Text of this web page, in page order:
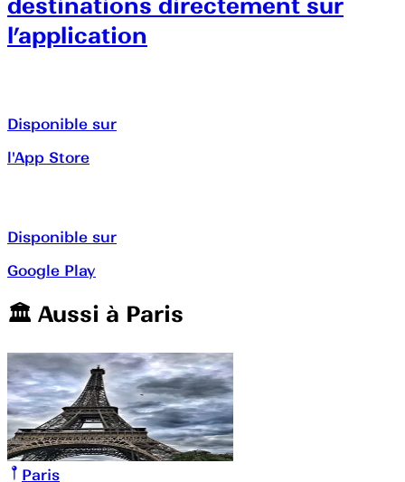
destinations directement sur
l’application
Disponible sur
l'App Store
Disponible sur
Google Play
🏛️️ Aussi à Paris
Paris